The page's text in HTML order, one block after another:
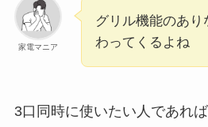
家電マニア
グリル機能のあ
わってくるよね
3口同時に使いたい人であれ